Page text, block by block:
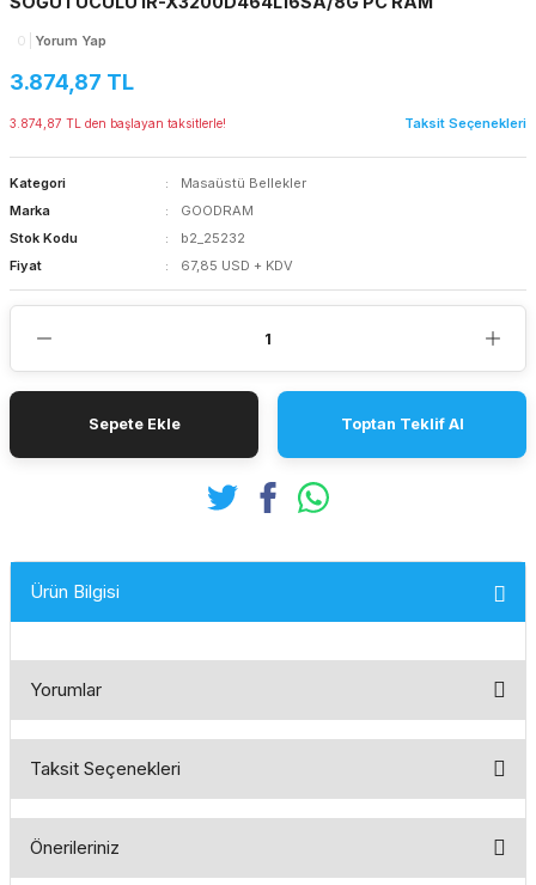
0 Yorum Yap
3.874,87 TL
3.874,87 TL den başlayan taksitlerle! Taksit Seçenekleri
Kategori
Masaüstü Bellekler
Marka
GOODRAM
Stok Kodu
b2_25232
Fiyat
67,85 USD + KDV
Sepete Ekle Toptan Teklif Al
Ürün Bilgisi
Yorumlar
Taksit Seçenekleri
Önerileriniz